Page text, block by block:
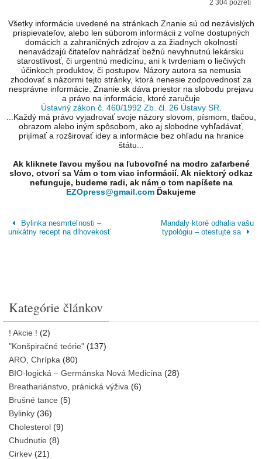
2 304 pozretí
Všetky informácie uvedené na stránkach Znanie sú od nezávislých
prispievateľov, alebo len súborom informácii z voľne dostupných
domácich a zahraničných zdrojov a za žiadnych okolností
nenavádzajú čitateľov nahrádzať bežnú nevyhnutnú lekársku
starostlivosť, či urgentnú medicínu, ani k tvrdeniam o liečivých
účinkoch produktov, či postupov. Názory autora sa nemusia
zhodovať s názormi tejto stránky, ktorá nenesie zodpovednosť za
nesprávne informácie. Znanie.sk dáva priestor na slobodu prejavu
a právo na informácie, ktoré zaručuje
Ústavný zákon č. 460/1992 Zb. čl. 26 Ústavy SR
...Každý má právo vyjadrovať svoje názory slovom, písmom, tlačou,
obrazom alebo iným spôsobom, ako aj slobodne vyhľadávať,
prijímať a rozširovať idey a informácie bez ohľadu na hranice
štátu...
Ak kliknete ľavou myšou na ľubovoľné na modro zafarbené
slovo, otvorí sa Vám o tom viac informácií. Ak niektorý odkaz
nefunguje, budeme radi, ak nám o tom napíšete na
EZOpress@gmail.com Ďakujeme
Bylinka nesmrteľnosti –
unikátny recept na dlhovekosť
Mandaly ktoré odhalia vašu
typológiu – otestujte sa
Kategórie článkov
! Akcie ! (2)
"Konšpiračné teórie" (137)
ARO, Chrípka (80)
BIO-logická – Germánska Nová Medicína (28)
Breathariánstvo, pránická výživa (6)
Brušné tance (5)
Bylinky (36)
Cholesterol (9)
Chudnutie (8)
Cirkev (21)